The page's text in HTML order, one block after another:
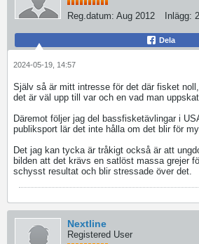
Reg.datum: Aug 2012 Inlägg:
Dela
2024-05-19, 14:57
Själv så är mitt intresse för det där fisket
det är väl upp till var och en vad man
Däremot följer jag del bassfisketävlingar i
publiksport lär det inte hålla om det blir för
Det jag kan tycka är tråkigt också är att
bilden att det krävs en satlöst massa grejer
schysst resultat och blir stressade över det.
Nextline
Registered User